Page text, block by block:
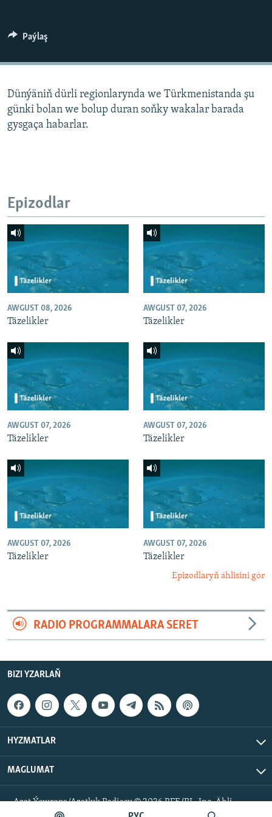
Paýlaş
Dünýäniň dürli regionlarynda we Türkmenistanda şu
günki bolan we bolup duran soňky wakalar barada
gysgaça habarlar.
Epizodlar
AWGUST 08, 2026
Täzelikler
AWGUST 07, 2026
Täzelikler
AWGUST 07, 2026
Täzelikler
AWGUST 07, 2026
Täzelikler
AWGUST 07, 2026
Täzelikler
AWGUST 07, 2026
Täzelikler
Epizodlaryň ählisini gör
RADIO PROGRAMMALARA SERET
BIZI YZARLAŇ
HYZMATLAR
MAGLUMAT
Azat Ýewropa/Azatlyk Radiosy © 2026 RFE/RL, Inc. Ähli
hukuklar goralan.